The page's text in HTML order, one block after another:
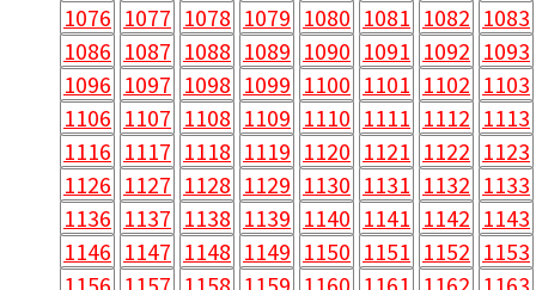
1076 1077 1078 1079 1080 1081 1082 1083
1086 1087 1088 1089 1090 1091 1092 1093
1096 1097 1098 1099 1100 1101 1102 1103
1106 1107 1108 1109 1110 1111 1112 1113
1116 1117 1118 1119 1120 1121 1122 1123
1126 1127 1128 1129 1130 1131 1132 1133
1136 1137 1138 1139 1140 1141 1142 1143
1146 1147 1148 1149 1150 1151 1152 1153